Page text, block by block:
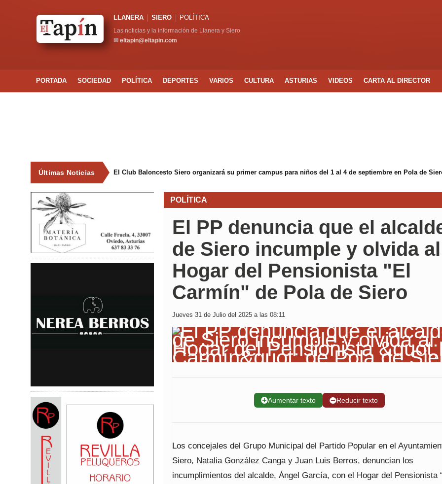
LLANERA SIERO POLÍTICA
Las noticias y la información de Llanera y Siero
✉ eltapin@eltapin.com
PORTADA SOCIEDAD POLÍTICA DEPORTES VARIOS CULTURA ASTURIAS VIDEOS CARTA AL DIRECTOR
Últimas Noticias El Club Baloncesto Siero organizará su primer campus para niños del 1 al 4 de septiembre en Pola de
POLÍTICA
El PP denuncia que el
de Siero incumple y olvida al
Hogar del Pensionista "El
Carmín" de Pola de Siero
Jueves 31 de Julio del 2025 a las 08:11
➕Aumentar texto ➖Reducir texto
Los concejales del Grupo Municipal del Partido Popular en el
Siero, Natalia González Canga y Juan Luis Berros, denuncian los
incumplimientos del alcalde, Ángel García, con el Hogar del Pensionista